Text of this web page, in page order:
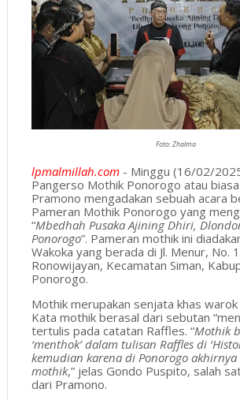
Foto: Zhalma
lpmalmillah.com- Minggu (16/02/
Pangerso Mothik Ponorogo atau
Pramono mengadakan sebuah acara
Pameran Mothik Ponorogo yang
“Mbedhah Pusaka Ajining Dhiri,
Ponorogo”. Pameran mothik ini
Wakoka yang berada di Jl. Menur, No.
Ronowijayan, Kecamatan Siman,
Ponorogo.
Mothik merupakan senjata khas
Kata mothik berasal dari sebutan
tertulis pada catatan Raffles. “Mothik
‘menthok’ dalam tulisan Raffles di
kemudian karena di Ponorogo
mothik,” jelas Gondo Puspito, salah
dari Pramono.